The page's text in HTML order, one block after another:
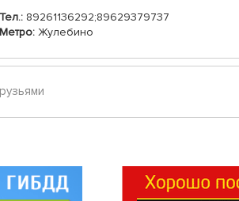
Тел.: 89261136292;89629379737
Метро: Жулебино